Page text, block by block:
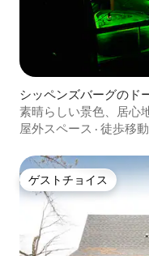
シッペンズバーグのド
素晴らしい景色、居心
屋外スペース · 徒歩移
ゲストチョイス
ゲストチョイス